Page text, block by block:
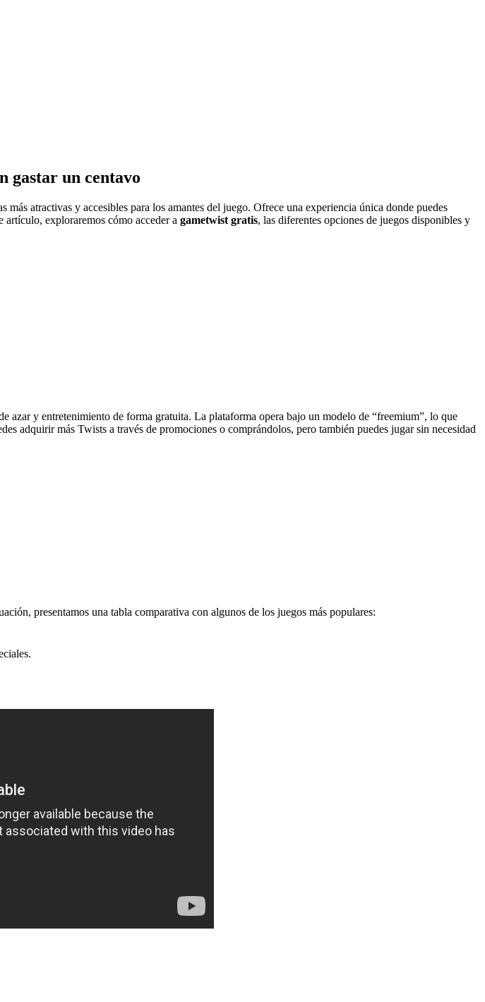
gastar un centavo
más atractivas y accesibles para los amantes del juego. Ofrece una experiencia única donde puedes
exploraremos cómo acceder a gametwist gratis, las diferentes opciones de juegos disponibles y
azar y entretenimiento de forma gratuita. La plataforma opera bajo un modelo de “freemium”, lo que
adquirir más Twists a través de promociones o comprándolos, pero también puedes jugar sin necesidad
presentamos una tabla comparativa con algunos de los juegos más populares: